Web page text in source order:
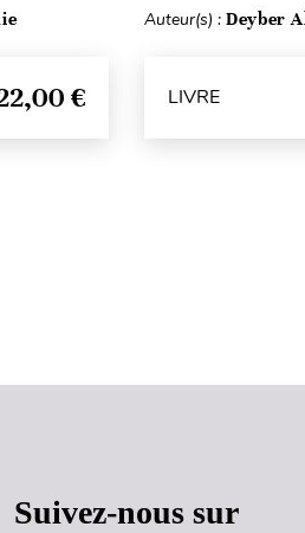
€
Auteur(s) : Deyber
LIVRE
Suivez-nous sur